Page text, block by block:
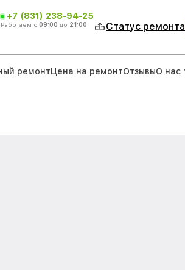
+7 (831) 238-94-25
Работаем с 09:00 до 21:00 Статус ремонта
ремонтЦена на ремонтОтзывыО нас